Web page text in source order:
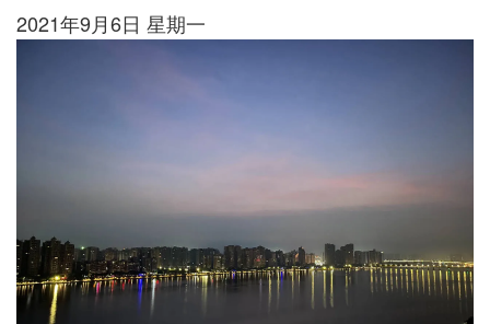
2021年9月6日 星期一